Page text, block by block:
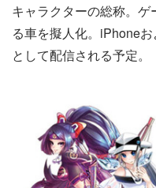
キャラクターの総称。
る車を擬人化。iPhone
として配信される予定。